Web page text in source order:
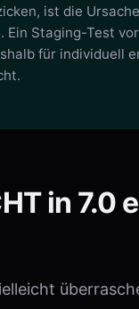
ist die
Ein Staging-Test
für individuell
in 7.0